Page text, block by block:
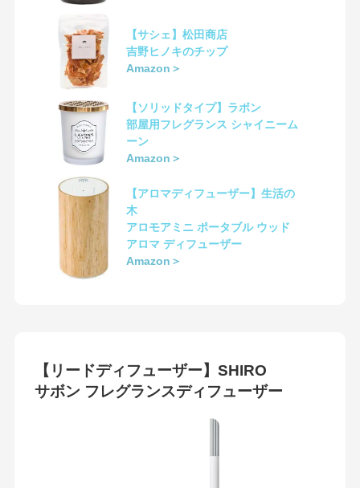
【サシェ】松田商店
吉野ヒノキのチップ
Amazon＞
【ソリッドタイプ】ラボン
部屋用フレグランス シャイニーム
ーン
Amazon＞
【アロマディフューザー】生活の
木
アロモアミニ ポータブル ウッド
アロマ ディフューザー
Amazon＞
【リードディフューザー】SHIRO
サボン フレグランスディフューザー